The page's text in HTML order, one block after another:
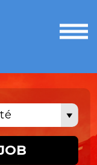
le